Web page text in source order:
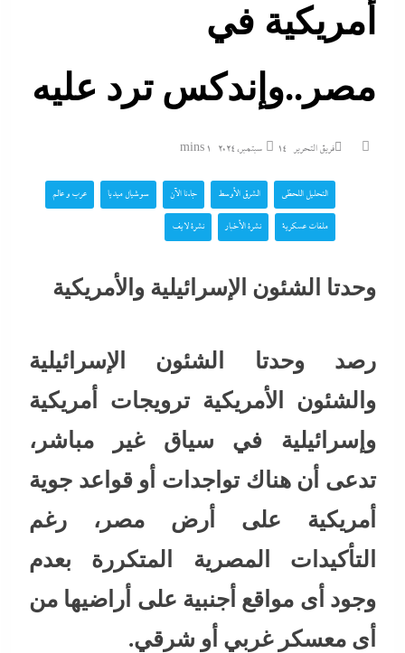
أمريكية في
مصر..وإندكس ترد عليه
فريق التحرير 14 سبتمبر، 2024 1 mins
التحليل اللحظي الشرق الأوسط جاءنا الآن سوشيال ميديا عرب و عالم
ملفات عسكرية نشرة الأخبار نشرة لايف
وحدتا الشئون الإسرائيلية والأمريكية
رصد وحدتا الشئون الإسرائيلية
والشئون الأمريكية ترويجات أمريكية
وإسرائيلية في سياق غير مباشر،
تدعى أن هناك تواجدات أو قواعد جوية
أمريكية على أرض مصر، رغم
التأكيدات المصرية المتكررة بعدم
وجود أى مواقع أجنبية على أراضيها من
أى معسكر غربي أو شرقي.